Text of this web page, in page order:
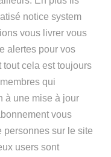
notice system
vous livrer vous
alertes pour vos
tout cela est toujours
qui
à une mise à jour
vous
personnes sur le site
users sont